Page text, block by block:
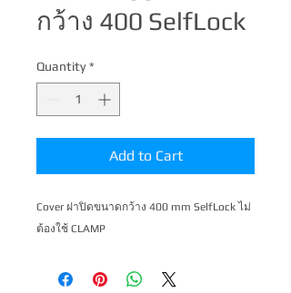
กว้าง 400 SelfLock
Quantity *
Add to Cart
Cover ฝาปิดขนาดกว้าง 400 mm SelfLock ไม่
ต้องใช้ CLAMP